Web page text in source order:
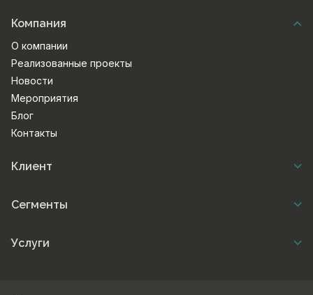
Компания
О компании
Реализованные проекты
Новости
Мероприятия
Блог
Контакты
Клиент
Сегменты
Услуги